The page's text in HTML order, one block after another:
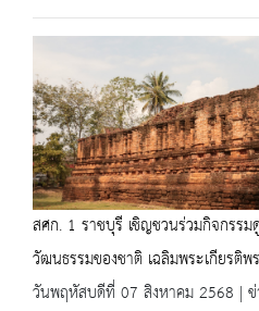
สศก. 1 ราชบุรี เชิญชวนร่วมกิจกรร
วัฒนธรรมของชาติ เฉลิมพระเกียรติ
วันพฤหัสบดีที่ 07 สิงหาคม 2568 |